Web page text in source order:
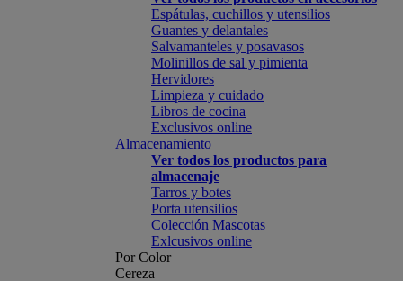
Espátulas, cuchillos y utensilios
Guantes y delantales
Salvamanteles y posavasos
Molinillos de sal y pimienta
Hervidores
Limpieza y cuidado
Libros de cocina
Exclusivos online
Almacenamiento
Ver todos los productos para
almacenaje
Tarros y botes
Porta utensilios
Colección Mascotas
Exlcusivos online
Por Color
Cereza